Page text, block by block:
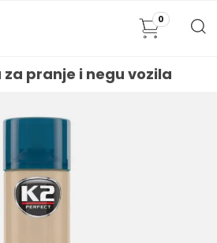
0
pranje i negu vozila